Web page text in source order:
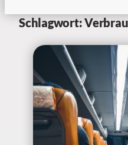
Schlagwort: